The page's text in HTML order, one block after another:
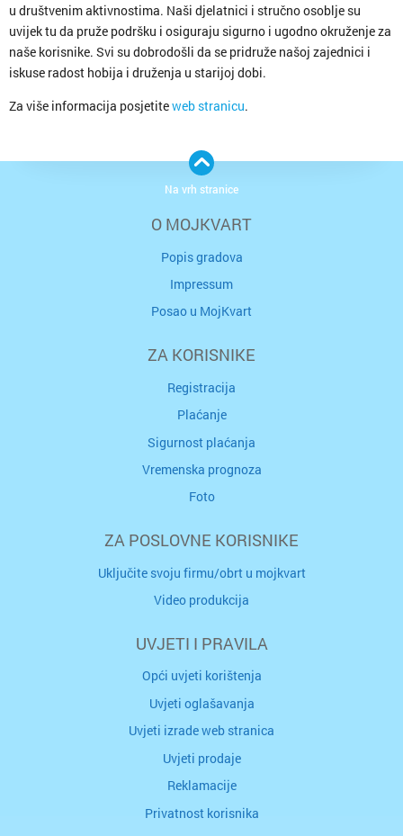
u društvenim aktivnostima. Naši djelatnici i stručno osoblje su
uvijek tu da pruže podršku i osiguraju sigurno i ugodno okruženje za
naše korisnike. Svi su dobrodošli da se pridruže našoj zajednici i
iskuse radost hobija i druženja u starijoj dobi.
Za više informacija posjetiteweb stranicu.
O MOJKVART
Popis gradova
Impressum
Posao u MojKvart
ZA KORISNIKE
Registracija
Plaćanje
Sigurnost plaćanja
Vremenska prognoza
Foto
ZA POSLOVNE KORISNIKE
Uključite svoju firmu/obrt u mojkvart
Video produkcija
UVJETI I PRAVILA
Opći uvjeti korištenja
Uvjeti oglašavanja
Uvjeti izrade web stranica
Uvjeti prodaje
Reklamacije
Privatnost korisnika
Na vrh stranice